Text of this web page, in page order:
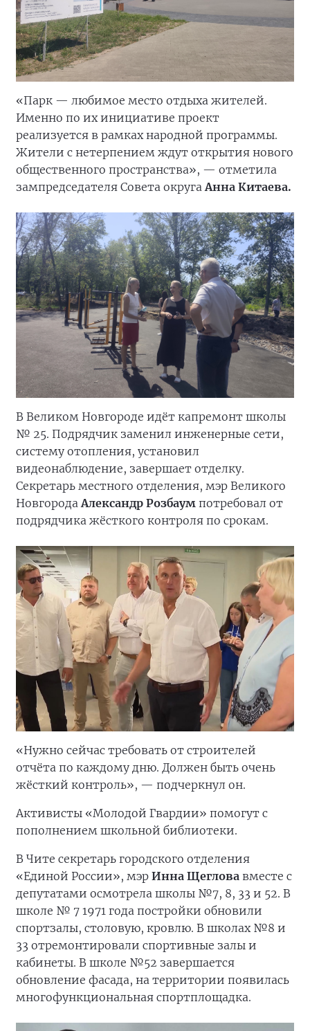
«Парк — любимое место отдыха жителей.
Именно по их инициативе проект
реализуется в рамках народной программы.
Жители с нетерпением ждут открытия нового
общественного пространства», — отметила
зампредседателя Совета округаАнна Китаева.
В Великом Новгороде идёт капремонт школы
№ 25. Подрядчик заменил инженерные сети,
систему отопления, установил
видеонаблюдение, завершает отделку.
Секретарь местного отделения, мэр Великого
НовгородаАлександр Розбаум потребовал от
подрядчика жёсткого контроля по срокам.
«Нужно сейчас требовать от строителей
отчёта по каждому дню. Должен быть очень
жёсткий контроль», — подчеркнул он.
Активисты «Молодой Гвардии» помогут с
пополнением школьной библиотеки.
В Чите секретарь городского отделения
«Единой России», мэр Инна Щеглова вместе с
депутатами осмотрела школы №7, 8, 33 и 52. В
школе № 7 1971 года постройки обновили
спортзалы, столовую, кровлю. В школах №8 и
33 отремонтировали спортивные залы и
кабинеты. В школе №52 завершается
обновление фасада, на территории появилась
многофункциональная спортплощадка.